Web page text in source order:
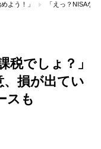
よう！」 「えっ？NISAな
税でしょ？」
損が出てい
スも